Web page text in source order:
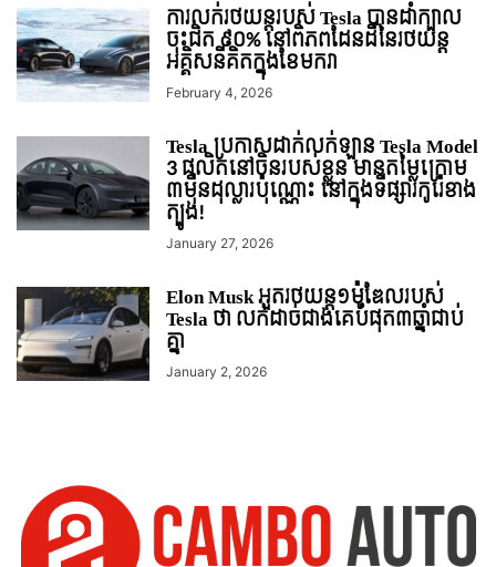
ការលក់រថយន្តរបស់ Tesla បានដាំក្បាល
ចុះជិត ៩០% នៅពិភពដែនដីនៃរថយន្ត
អគ្គិសនីគិតក្នុងខែមករា
February 4, 2026
Tesla ប្រកាសដាក់លក់ឡាន Tesla Model
3 ផលិតនៅចិនរបស់ខ្លួន មានតម្លៃក្រោម
៣ម៉ឺនដុល្លារប៉ុណ្ណោះ នៅក្នុងទីផ្សារកូរ៉េខាង
ត្បូង!
January 27, 2026
Elon Musk អួតរថយន្ត១ម៉ូឌែលរបស់
Tesla ថា លក់ដាច់ជាងគេបំផុត​៣ឆ្នាំជាប់
គ្នា
January 2, 2026